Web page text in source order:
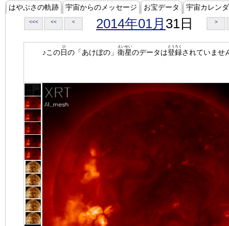
はやぶさの軌跡 宇宙からのメッセージ お宝データ 宇宙カレン
<<< << < 2014年01月 31日 >
♪この日
ひ
の「あけぼの」 衛星
えいせい
のデータは登録
とうろく
されていませ